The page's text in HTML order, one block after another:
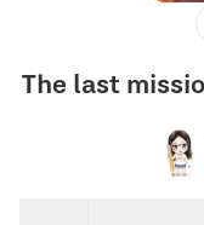
นาง
ร้าย
The last